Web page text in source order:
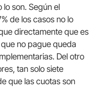
son. Según el
de los casos no lo
directamente que es
no pague queda
Del otro
tan solo siete
que las cuotas son